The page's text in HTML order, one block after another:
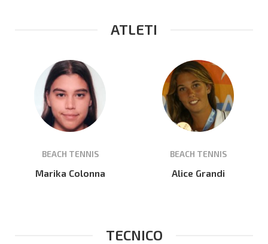
ATLETI
BEACH TENNIS
Marika Colonna
BEACH TENNIS
Alice Grandi
TECNICO